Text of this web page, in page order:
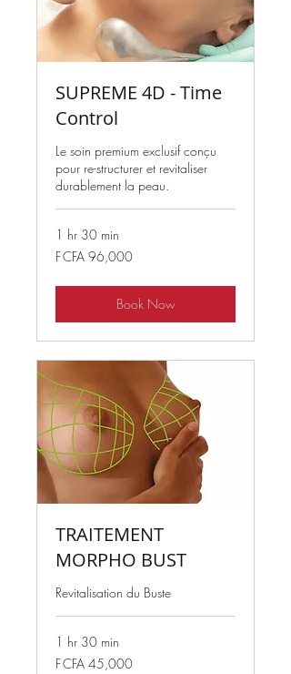
SUPREME 4D - Time
Control
Le soin premium exclusif conçu
pour re-structurer et revitaliser
durablement la peau.
1 hr 30 min
96,000
West
F CFA 96,000
Book Now
TRAITEMENT
MORPHO BUST
Revitalisation du Buste
1 hr 30 min
45,000
West
F CFA 45,000